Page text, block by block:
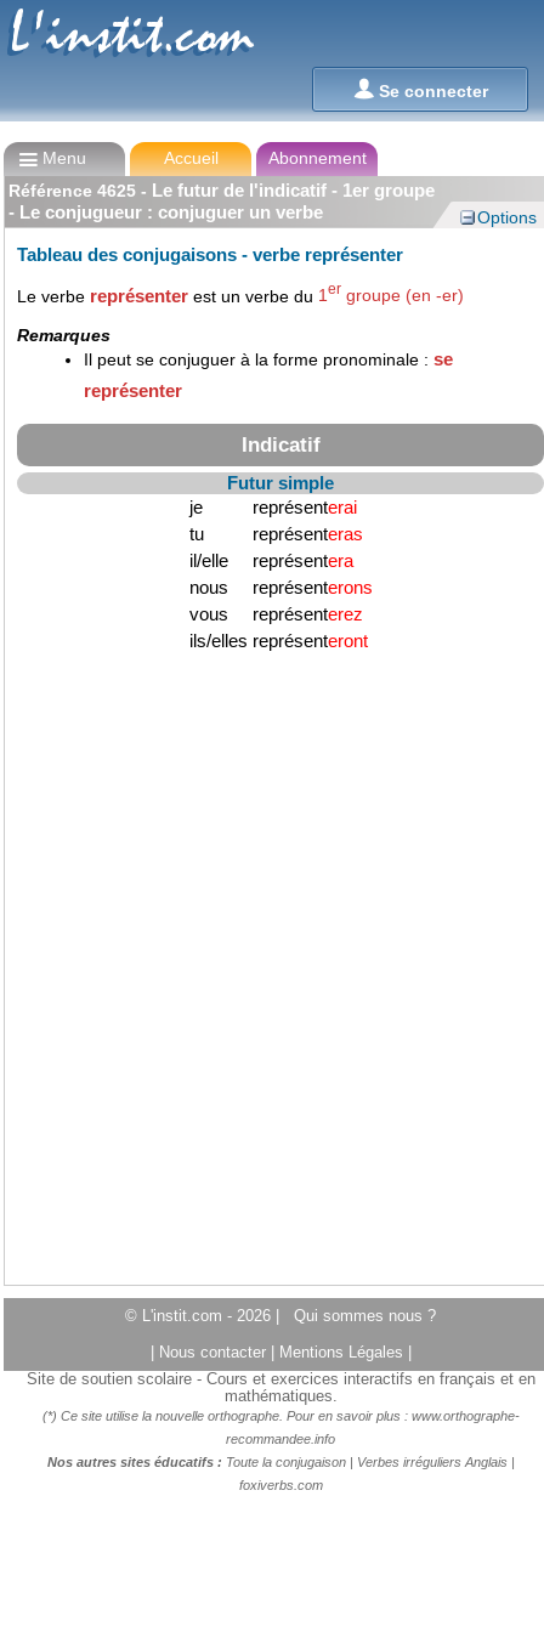
Se connecter
L'instit.com
L'instit.com
Menu Accueil
Abonnement
Référence 4625 - Le futur de l'indicatif - 1er groupe
- Le conjugueur : conjuguer un verbe
Options
Tableau des conjugaisons - verbe représenter
Le verbe représenter est un verbe du 1er groupe (en -er)
Remarques
Il peut se conjuguer à la forme pronominale : se
représenter
Indicatif
Futur simple
je
représenterai
tu
représenteras
il/elle
représentera
nous
représenterons
vous
représenterez
ils/elles représenteront
© L'instit.com - 2026 | Qui sommes nous ?
Nous contacter Mentions Légales
Site de soutien scolaire - Cours et exercices interactifs en français et en
mathématiques.
(*) Ce site utilise la nouvelle orthographe. Pour en savoir plus : www.orthographe-
recommandee.info
Nos autres sites éducatifs : Toute la conjugaison| Verbes irréguliers Anglais
foxiverbs.com